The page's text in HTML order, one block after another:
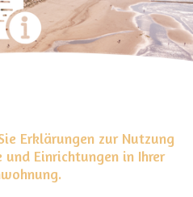
Erklärungen zur Nutzung
Einrichtungen in Ihrer